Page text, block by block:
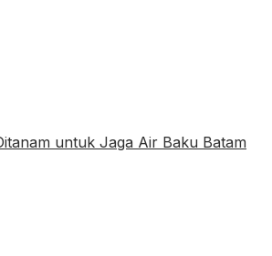
untuk Jaga Air Baku Batam